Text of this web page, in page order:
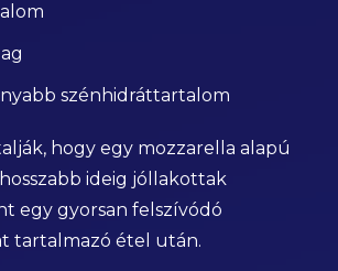
szénhidráttartalom
hogy egy mozzarella alapú
ideig jóllakottak
egy gyorsan felszívódó
tartalmazó étel után.